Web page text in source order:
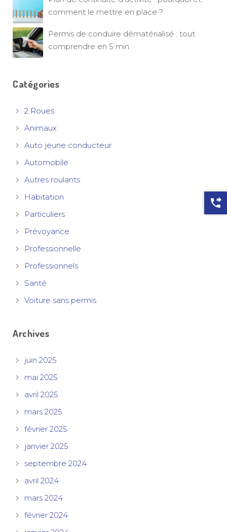
comment le mettre en place ?
Permis de conduire dématérialisé : tout
comprendre en 5 min
Catégories
2 Roues
Animaux
Auto jeune conducteur
Automobile
Autres roulants
Habitation
Particuliers
Prévoyance
Professionnelle
Professionnels
Santé
Voiture sans permis
Archives
juin 2025
mai 2025
avril 2025
mars 2025
février 2025
janvier 2025
septembre 2024
avril 2024
mars 2024
février 2024
phone_forwarded